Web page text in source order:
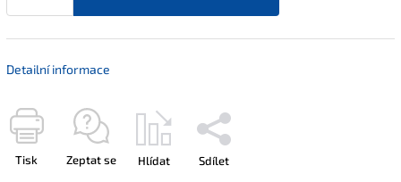
Detailní informace
Tisk Zeptat se Hlídat Sdílet